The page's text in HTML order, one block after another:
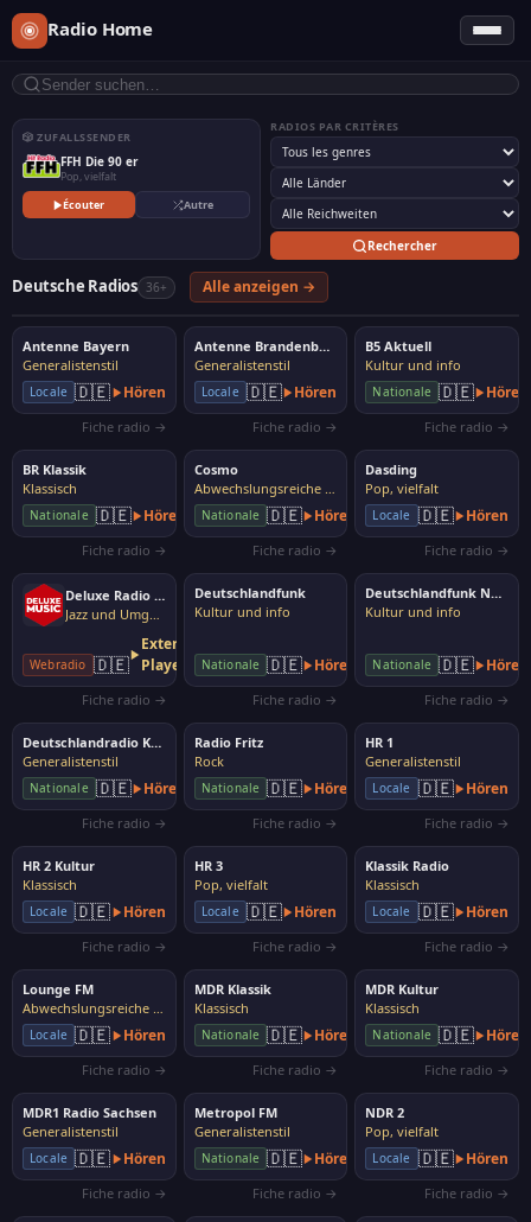
Radio Home
🎲 ZUFALLSSENDER
FFH Die 90 er
Pop, vielfalt
Écouter
Autre
RADIOS PAR CRITÈRES
Rechercher
Deutsche Radios 36+ Alle anzeigen →
Antenne Bayern
Generalistenstil
Locale 🇩🇪 Hören
Fiche radio →
Antenne Brandenburg
Generalistenstil
Locale 🇩🇪 Hören
Fiche radio →
B5 Aktuell
Kultur und info
Nationale 🇩🇪 Hören
Fiche radio →
BR Klassik
Klassisch
Nationale 🇩🇪 Hören
Fiche radio →
Cosmo
Abwechslungsreiche Musik
Nationale 🇩🇪 Hören
Fiche radio →
Dasding
Pop, vielfalt
Locale 🇩🇪 Hören
Fiche radio →
Deluxe Radio Easy
Jazz und Umgebung
Webradio 🇩🇪
Externer
Player
Fiche radio →
Deutschlandfunk
Kultur und info
Nationale 🇩🇪 Hören
Fiche radio →
Deutschlandfunk Nova
Kultur und info
Nationale 🇩🇪 Hören
Fiche radio →
Deutschlandradio Kultur
Generalistenstil
Nationale 🇩🇪 Hören
Fiche radio →
Radio Fritz
Rock
Nationale 🇩🇪 Hören
Fiche radio →
HR 1
Generalistenstil
Locale 🇩🇪 Hören
Fiche radio →
HR 2 Kultur
Klassisch
Locale 🇩🇪 Hören
Fiche radio →
HR 3
Pop, vielfalt
Locale 🇩🇪 Hören
Fiche radio →
Klassik Radio
Klassisch
Locale 🇩🇪 Hören
Fiche radio →
Lounge FM
Abwechslungsreiche Musik
Locale 🇩🇪 Hören
Fiche radio →
MDR Klassik
Klassisch
Nationale 🇩🇪 Hören
Fiche radio →
MDR Kultur
Klassisch
Nationale 🇩🇪 Hören
Fiche radio →
MDR1 Radio Sachsen
Generalistenstil
Locale 🇩🇪 Hören
Fiche radio →
Metropol FM
Generalistenstil
Nationale 🇩🇪 Hören
Fiche radio →
NDR 2
Pop, vielfalt
Locale 🇩🇪 Hören
Fiche radio →